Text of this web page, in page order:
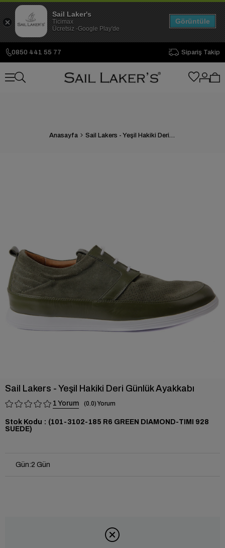
0850 441 55 77 Sipariş Takip
Anasayfa Sail Lakers - Yeşil Hakiki Deri Günlük Ayakkabı
Sail Lakers - Yeşil Hakiki Deri Günlük Ayakkabı
1 0.0
Stok Kodu
(101-3102-185 R6 GREEN DIAMOND-TIMI 928
SUEDE)
Gün:2 Gün
Sail Laker's
Ticimax
Ücretsiz -Google Play'de
Görüntüle